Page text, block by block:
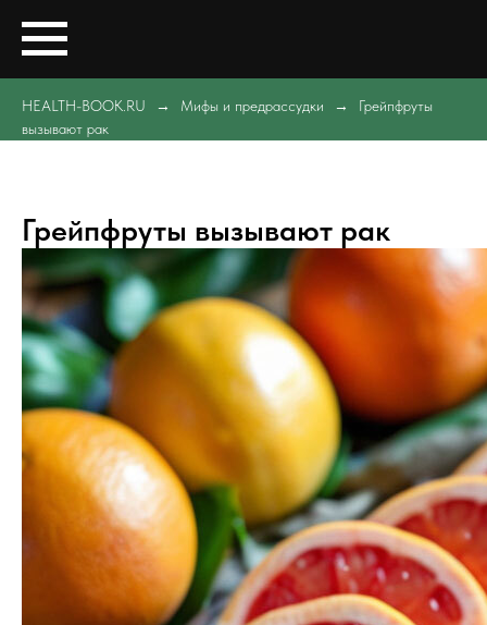
HEALTH-BOOK.RU Мифы и предрассудки
Грейпфруты
вызывают рак
Грейпфруты вызывают рак